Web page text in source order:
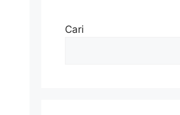
Cari